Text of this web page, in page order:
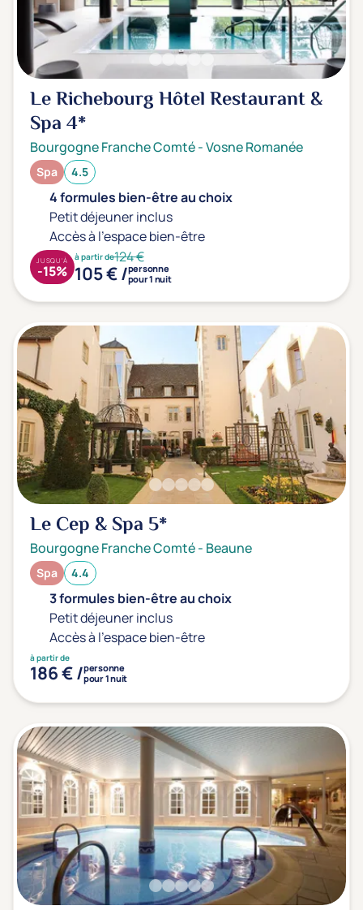
Le Richebourg Hôtel Restaurant &
Spa4*
Bourgogne Franche Comté-Vosne Romanée
Spa 4.5
4 formules bien-être au choix
Petit déjeuner inclus
Accès à l'espace bien-être
à partir de124 €
105 € /personne
pour 1 nuit
JUSQU'À
-15%
Le Cep & Spa 5*
Bourgogne Franche Comté- Beaune
Spa 4.4
3 formules bien-être au choix
Petit déjeuner inclus
Accès à l'espace bien-être
à partir de
186 € /personne
pour 1 nuit